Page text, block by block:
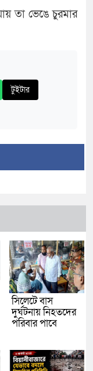
তা ভেঙে চুরমার
টুইটার
সিলেটে বাস
দুর্ঘটনায় নিহতদের
পরিবার পাবে